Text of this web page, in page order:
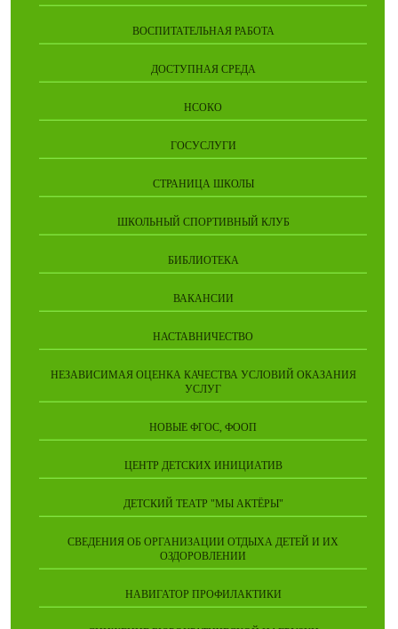
ВОСПИТАТЕЛЬНАЯ РАБОТА
ДОСТУПНАЯ СРЕДА
НСОКО
ГОСУСЛУГИ
СТРАНИЦА ШКОЛЫ
ШКОЛЬНЫЙ СПОРТИВНЫЙ КЛУБ
БИБЛИОТЕКА
ВАКАНСИИ
НАСТАВНИЧЕСТВО
НЕЗАВИСИМАЯ ОЦЕНКА КАЧЕСТВА УСЛОВИЙ ОКАЗАНИЯ
УСЛУГ
НОВЫЕ ФГОС, ФООП
ЦЕНТР ДЕТСКИХ ИНИЦИАТИВ
ДЕТСКИЙ ТЕАТР "МЫ АКТЁРЫ"
СВЕДЕНИЯ ОБ ОРГАНИЗАЦИИ ОТДЫХА ДЕТЕЙ И ИХ
ОЗДОРОВЛЕНИИ
НАВИГАТОР ПРОФИЛАКТИКИ